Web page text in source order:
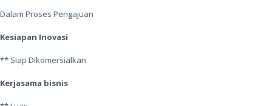
Dalam Proses Pengajuan
Kesiapan Inovasi
** Siap Dikomersialkan
Kerjasama bisnis